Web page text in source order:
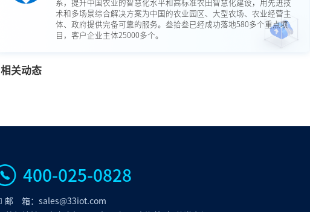
系，提升中国农业的智慧化水平和高标准农田智慧化建设，用先进技
术和多场景综合解决方案为中国的农业园区、大型农场、农业经营主
体、政府提供完备可靠的服务。叁拾叁已经成功落地580多个重点项
目，客户企业主体25000多个。
相关动态
400-025-0828
邮 箱：sales@33iot.com